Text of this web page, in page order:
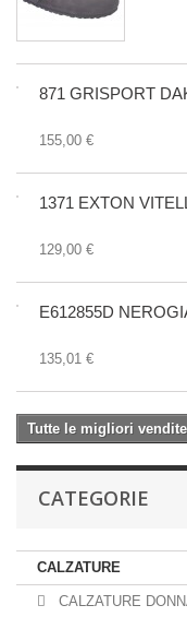
871 GRISPORT
155,00 €
1371 EXTON
129,00 €
E612855D
135,01 €
Tutte le migliori vendite
CATEGORIE
CALZATURE
CALZATURE